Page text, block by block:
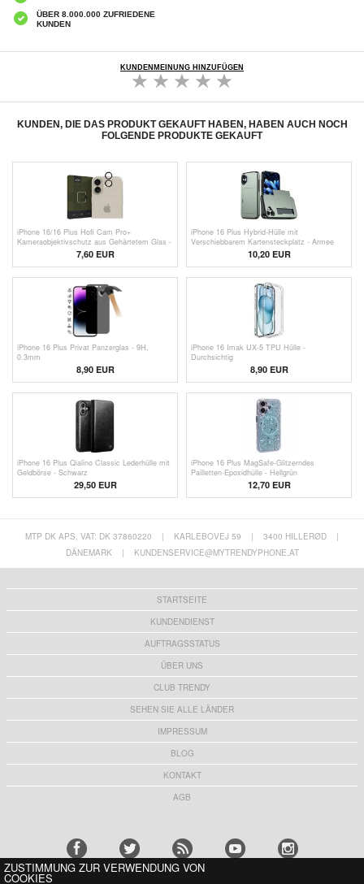
ÜBER 8.000.000 ZUFRIEDENE
KUNDEN
KUNDENMEINUNG HINZUFÜGEN
KUNDEN, DIE DAS PRODUKT GEKAUFT HABEN, HABEN AUCH NOCH
FOLGENDE PRODUKTE GEKAUFT
iPhone 16/16 Plus Hofi Cam Pro+
Kameraobjektivschutz aus Gehärtetem Glas -
Durchsichtig / Schwarz7,60 EUR
iPhone 16 Plus Hybrid-Hülle mit
Verschiebbarem Kartensteckplatz - Armee
10,20 EUR
iPhone 16 Plus Privat Panzerglas - 9H,
0.3mm
8,90 EUR
iPhone 16 Imak UX-5 TPU Hülle -
Durchsichtig
8,90 EUR
iPhone 16 Plus Qialino Classic Lederhülle mit
Geldbörse - Schwarz
29,50 EUR
iPhone 16 Plus MagSafe-Glitzerndes
Pailletten-Epoxidhülle - Hellgrün
12,70 EUR
MTP DK APS, VAT: DK 37860220 | KARLEBOVEJ 59 | 3400 HILLERØD
|
DÄNEMARK
| KUNDENSERVICE@MYTRENDYPHONE.AT
STARTSEITE
KUNDENDIENST
AUFTRAGSSTATUS
ÜBER UNS
CLUB TRENDY
SEHEN SIE ALLE LÄNDER
IMPRESSUM
BLOG
KONTAKT
AGB
ZUSTIMMUNG ZUR VERWENDUNG VON
COOKIES